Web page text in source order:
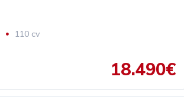
110 cv
18.490€